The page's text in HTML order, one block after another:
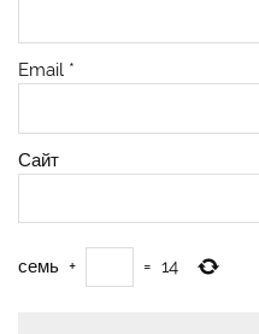
Email *
Сайт
семь + = 14